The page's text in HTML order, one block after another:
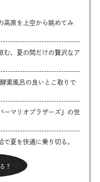
高原を上空から眺めてみ
む、夏の間だけの贅沢なア
素風呂の良いとこ取りで
ーマリオブラザーズ』の世
夏を快適に乗り切る。
？